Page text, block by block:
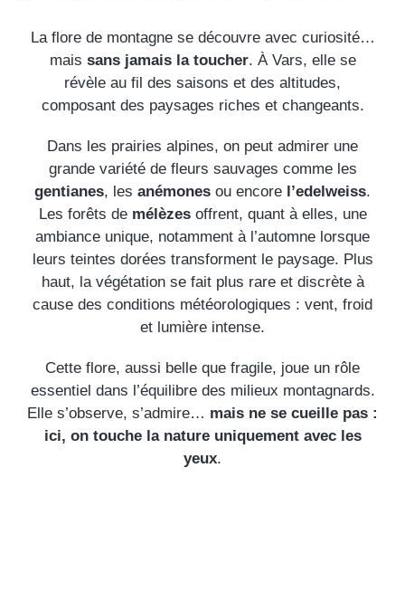
La flore de montagne se découvre avec curiosité…
mais sans jamais la toucher. À Vars, elle se
révèle au fil des saisons et des altitudes,
composant des paysages riches et changeants.
Dans les prairies alpines, on peut admirer une
grande variété de fleurs sauvages comme les
gentianes, les anémones ou encore l’edelweiss.
Les forêts de mélèzesoffrent, quant à elles, une
ambiance unique, notamment à l’automne lorsque
leurs teintes dorées transforment le paysage. Plus
haut, la végétation se fait plus rare et discrète à
cause des conditions météorologiques : vent, froid
et lumière intense.
Cette flore, aussi belle que fragile, joue un rôle
essentiel dans l’équilibre des milieux montagnards.
Elle s’observe, s’admire… mais ne se cueille pas :
ici, on touche la nature uniquement avec les
yeux.